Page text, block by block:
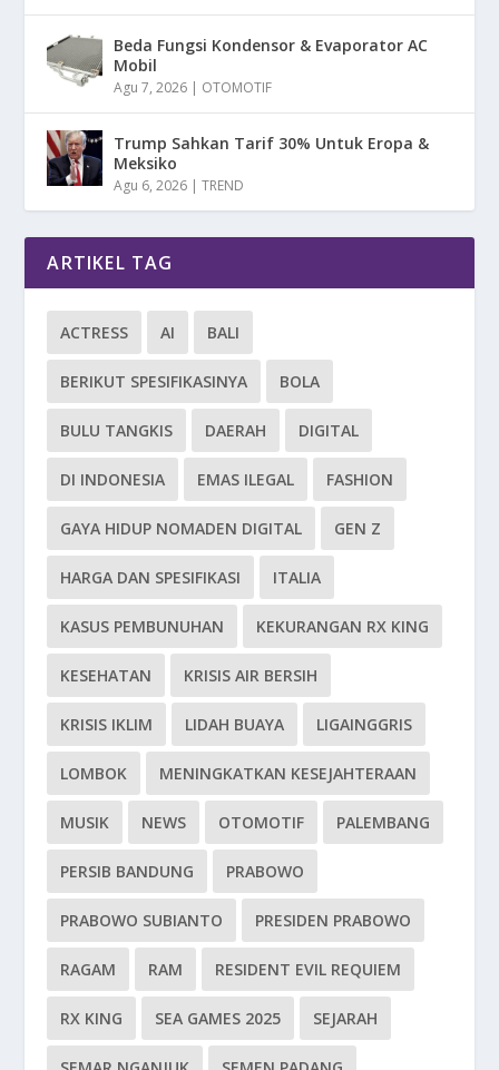
Beda Fungsi Kondensor & Evaporator AC
Mobil
Agu 7, 2026 | OTOMOTIF
Trump Sahkan Tarif 30% Untuk Eropa &
Meksiko
Agu 6, 2026 |TREND
ARTIKEL TAG
ACTRESS AI BALI
BERIKUT SPESIFIKASINYA BOLA
BULU TANGKIS DAERAH DIGITAL
DI INDONESIA EMAS ILEGAL FASHION
GAYA HIDUP NOMADEN DIGITAL GEN Z
HARGA DAN SPESIFIKASI ITALIA
KASUS PEMBUNUHAN KEKURANGAN RX KING
KESEHATAN KRISIS AIR BERSIH
KRISIS IKLIM LIDAH BUAYA LIGAINGGRIS
LOMBOK MENINGKATKAN KESEJAHTERAAN
MUSIK NEWS OTOMOTIF PALEMBANG
PERSIB BANDUNG PRABOWO
PRABOWO SUBIANTO PRESIDEN PRABOWO
RAGAM RAM RESIDENT EVIL REQUIEM
RX KING SEA GAMES 2025 SEJARAH